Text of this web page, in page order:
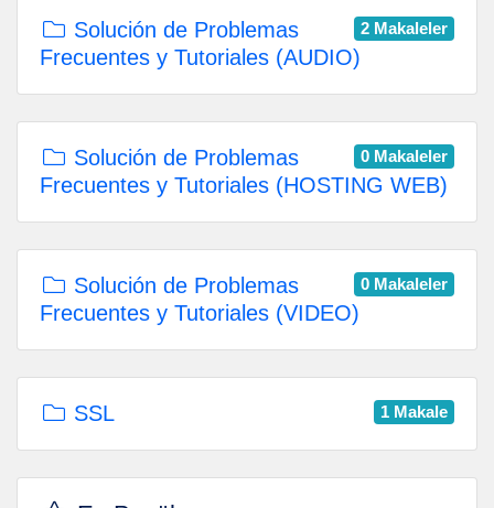
2 Makaleler
Solución de Problemas
Frecuentes y Tutoriales (AUDIO)
0 Makaleler
Solución de Problemas
Frecuentes y Tutoriales (HOSTING WEB)
0 Makaleler
Solución de Problemas
Frecuentes y Tutoriales (VIDEO)
1 Makale
SSL